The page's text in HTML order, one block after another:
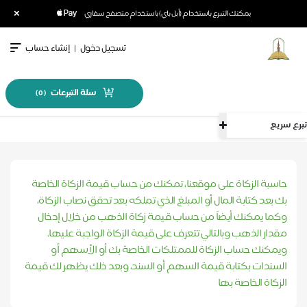
يمكنك التبرع باستخدام (أبل باي) باستخدام متصفح سفاري ×
تبرع سريع
تسجيل دخول | إنشاء حساب
سلة التبرعات (
0
)
الرئيسية حاسبة الزكاة
حاسبة الزكاة على موقعنا، تمكنك من حساب قيمة الزكاة الخاصة
بك بعد كتابة المال أو المبلغ الذي تملكه بعد تحقق نصاب الزكاة،
وكما يمكنك أيضاً من حساب قيمة زكاة الذهب من خلال إدخال
مقدار الذهب وبالتالي تتعرف على قيمة الزكاة الواجبة عليها.
ويمكنك حساب الزكاة للممتلكات الخاصة بك أو الأسهم أو
السندات بكتابة قيمة السهم أو السند، وبعد ذلك يظهر لك قيمة
الزكاة الخاصة بها